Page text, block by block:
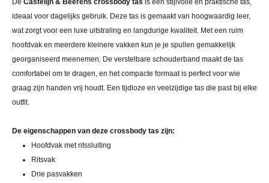
ideaal voor dagelijks gebruik. Deze tas is gemaakt van hoogwaardig leer,
wat zorgt voor een luxe uitstraling en langdurige kwaliteit. Met een ruim
hoofdvak en meerdere kleinere vakken kun je je spullen gemakkelijk
georganiseerd meenemen. De verstelbare schouderband maakt de tas
comfortabel om te dragen, en het compacte formaat is perfect voor wie
graag zijn handen vrij houdt. Een tijdloze en veelzijdige tas die past bij elke
outfit.
De eigenschappen van deze crossbody tas zijn:
Hoofdvak met ritssluiting
Ritsvak
Drie pasvakken